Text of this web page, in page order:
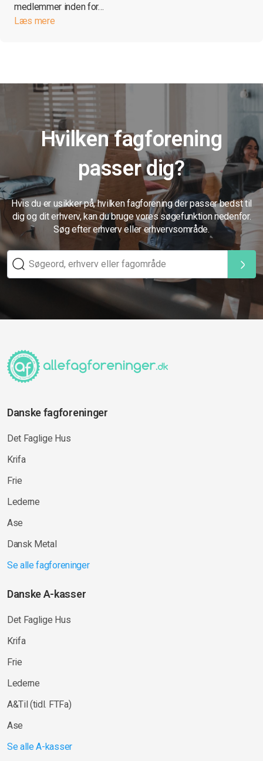
medlemmer inden for…
Læs mere
Hvilken fagforening
passer dig?
Hvis du er usikker på, hvilken fagforening der passer bedst til
dig og dit erhverv, kan du bruge vores søgefunktion nedenfor.
Søg efter erhverv eller erhvervsområde.
Danske fagforeninger
Det Faglige Hus
Krifa
Frie
Lederne
Ase
Dansk Metal
Se alle fagforeninger
Danske A-kasser
Det Faglige Hus
Krifa
Frie
Lederne
A&Til (tidl. FTFa)
Ase
Se alle A-kasser